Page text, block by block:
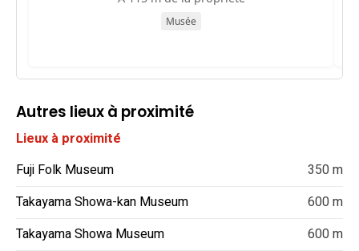
Musée
Autres lieux à proximité
Lieux à proximité
Fuji Folk Museum
350 m
Takayama Showa-kan Museum
600 m
Takayama Showa Museum
600 m